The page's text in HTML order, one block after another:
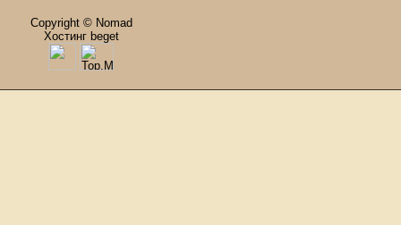
Copyright © Nomad
Хостинг beget